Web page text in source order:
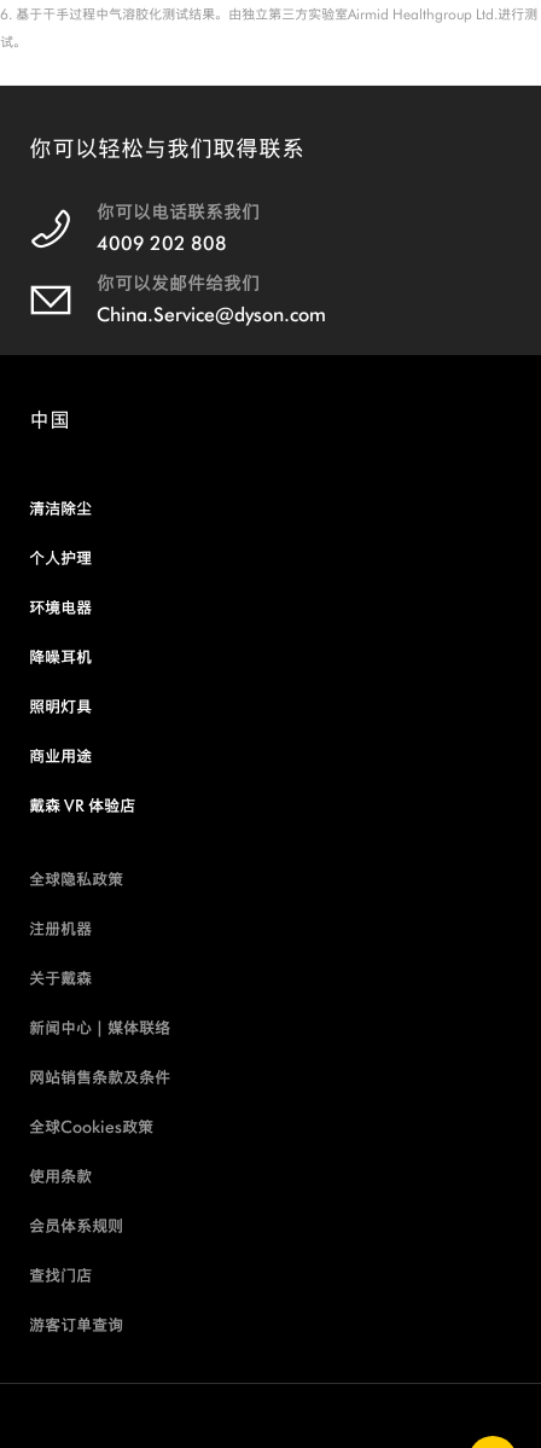
6. 基于干手过程中气溶胶化测试结果。由独立第三方实验室Airmid Healthgroup Ltd.进行测
试。
你可以轻松与我们取得联系
你可以电话联系我们
4009 202 808
你可以发邮件给我们
China.Service@dyson.com
中国
清洁除尘
个人护理
环境电器
降噪耳机
照明灯具
商业用途
戴森 VR 体验店
全球隐私政策
注册机器
关于戴森
新闻中心 | 媒体联络
网站销售条款及条件
全球Cookies政策
使用条款
会员体系规则
查找门店
游客订单查询